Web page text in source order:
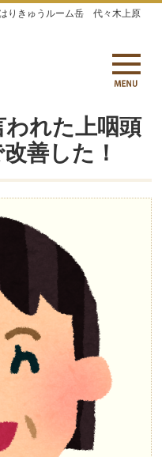
りきゅうルーム岳 代々木上原
れた上咽頭
善した！